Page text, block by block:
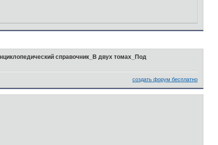
справочник_В двух томах_Под
создать форум бесплатно